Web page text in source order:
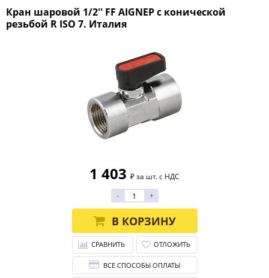
Кран шаровой 1/2'' FF AIGNEP c конической
резьбой R ISO 7. Италия
1 403 ₽ за шт. с НДС
-
+
В КОРЗИНУ
СРАВНИТЬ ОТЛОЖИТЬ
ВСЕ СПОСОБЫ ОПЛАТЫ